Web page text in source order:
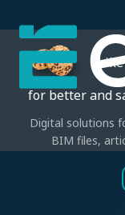
Digital solutions
BIM files,
Like
for better and